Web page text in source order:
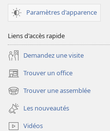
Paramètres d'apparence
Liens d'accès rapide
Demandez une visite
Trouver un office
(ouvre
une
nouvelle
fenêtre)
Trouver une assemblée
(ouvre
une
nouvelle
fenêtre)
Les nouveautés
Vidéos